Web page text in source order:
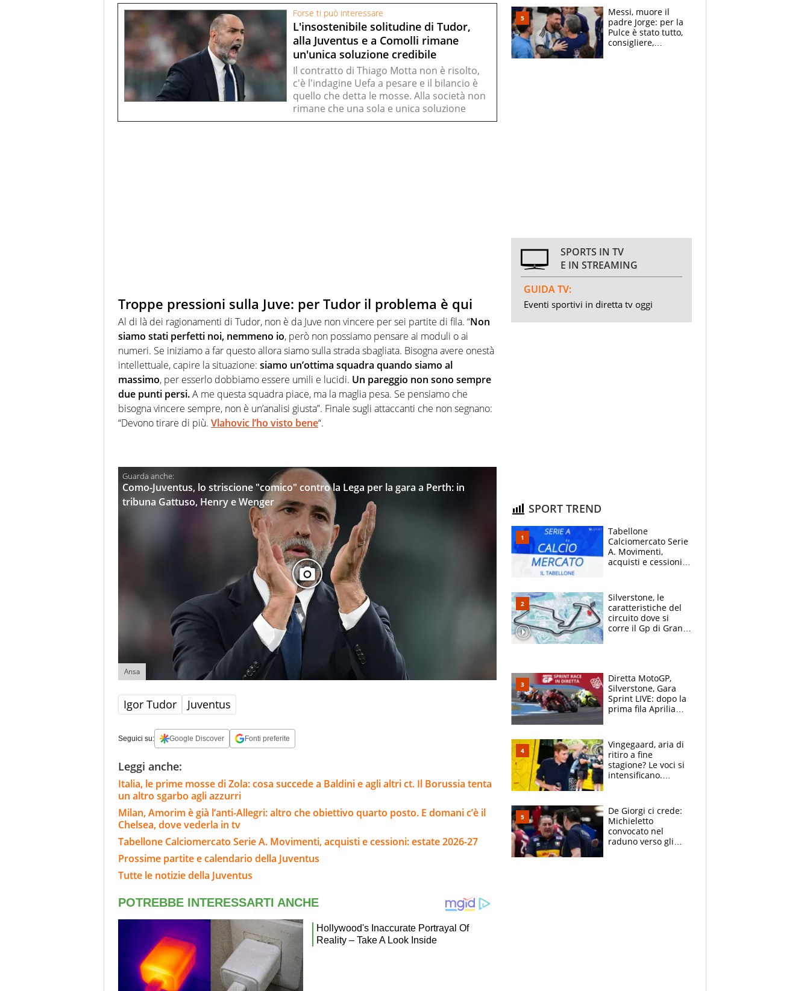
Forse ti può interessare
L'insostenibile solitudine di Tudor,
alla Juventus e a Comolli rimane
un'unica soluzione credibile
Il contratto di Thiago Motta non è risolto,
c'è l'indagine Uefa a pesare e il bilancio è
quello che detta le mosse. Alla società non
rimane che una sola e unica soluzione
Troppe pressioni sulla Juve: per Tudor il problema è qui
Al di là dei ragionamenti di Tudor, non è da Juve non vincere per sei partite di fila. “Non
siamo stati perfetti noi, nemmeno io, però non possiamo pensare ai moduli o ai
numeri. Se iniziamo a far questo allora siamo sulla strada sbagliata. Bisogna avere onestà
intellettuale, capire la situazione: siamo un’ottima squadra quando siamo al
massimo, per esserlo dobbiamo essere umili e lucidi. Un pareggio non sono sempre
due punti persi.A me questa squadra piace, ma la maglia pesa. Se pensiamo che
bisogna vincere sempre, non è un’analisi giusta”. Finale sugli attaccanti che non segnano:
“Devono tirare di più. Vlahovic l’ho visto bene“.
Como-Juventus, lo striscione "comico" contro la Lega per la gara a Perth: in
tribuna Gattuso, Henry e Wenger
Ansa
Igor Tudor Juventus
Seguici su: Google Discover Fonti preferite
Leggi anche:
Italia, le prime mosse di Zola: cosa succede a Baldini e agli altri ct. Il Borussia tenta
un altro sgarbo agli azzurri
Milan, Amorim è già l’anti-Allegri: altro che obiettivo quarto posto. E domani c’è il
Chelsea, dove vederla in tv
Tabellone Calciomercato Serie A. Movimenti, acquisti e cessioni: estate 2026-27
Prossime partite e calendario della Juventus
Tutte le notizie della Juventus
vuole la Roubaix
Messi, muore il
padre Jorge: per la
Pulce è stato tutto,
consigliere,
SPORTS IN TV
E IN STREAMING
GUIDA TV:
Eventi sportivi in diretta tv oggi
SPORT TREND
Tabellone
Calciomercato Serie
A. Movimenti,
acquisti e cessioni:
Silverstone, le
caratteristiche del
circuito dove si
corre il Gp di Gran
Diretta MotoGP,
Silverstone, Gara
Sprint LIVE: dopo la
prima fila Aprilia
Vingegaard, aria di
ritiro a fine
stagione? Le voci si
intensificano.
vuole la Roubaix
De Giorgi ci crede:
Michieletto
convocato nel
raduno verso gli